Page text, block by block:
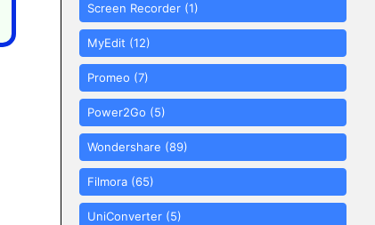
Screen Recorder (1)
MyEdit (12)
Promeo (7)
Power2Go (5)
Wondershare (89)
Filmora (65)
UniConverter (5)